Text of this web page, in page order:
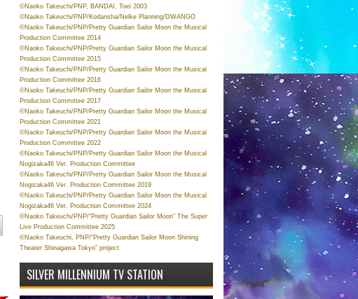
©Naoko Takeuchi/PNP, BANDAI, Toei 2003
©Naoko Takeuchi/PNP/Kodansha/Nelke Planning/DWANGO
©Naoko Takeuchi/PNP/Pretty Guardian Sailor Moon the Musical
Production Committee 2014
©Naoko Takeuchi/PNP/Pretty Guardian Sailor Moon the Musical
Production Committee 2015
©Naoko Takeuchi/PNP/Pretty Guardian Sailor Moon the Musical
Production Committee 2016
©Naoko Takeuchi/PNP/Pretty Guardian Sailor Moon the Musical
Production Committee 2017
©Naoko Takeuchi/PNP/Pretty Guardian Sailor Moon the Musical
Production Committee 2021
©Naoko Takeuchi/PNP/Pretty Guardian Sailor Moon the Musical
Production Committee 2022
©Naoko Takeuchi/PNP/Pretty Guardian Sailor Moon the Musical
Nogizaka46 Ver. Production Committee
©Naoko Takeuchi/PNP/Pretty Guardian Sailor Moon the Musical
Nogizaka46 Ver. Production Committee 2019
©Naoko Takeuchi/PNP/Pretty Guardian Sailor Moon the Musical
Nogizaka46 Ver. Production Committee 2024
©Naoko Takeuchi/PNP/“Pretty Guardian Sailor Moon” The Super
Live Production Committee 2025
©Naoko Takeuchi, PNP/“Pretty Guardian Sailor Moon Shining
Theater Shinagawa Tokyo” project
SILVER MILLENNIUM TV STATION